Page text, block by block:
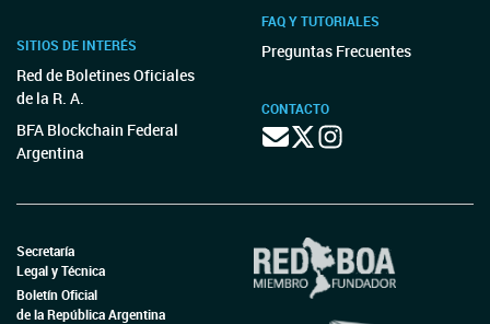
SITIOS DE INTERÉS
Red de Boletines Oficiales
de la R. A.
BFA Blockchain Federal
Argentina
FAQ Y TUTORIALES
Preguntas Frecuentes
CONTACTO
Secretaría
Legal y Técnica
Boletín Oficial
de la República Argentina